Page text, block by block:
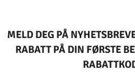
MELD DEG PÅ
RABATT PÅ DIN FØRSTE